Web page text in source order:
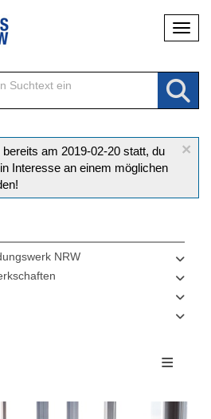
×
am 2019-02-20 statt, du
Interesse an einem möglichen
NRW